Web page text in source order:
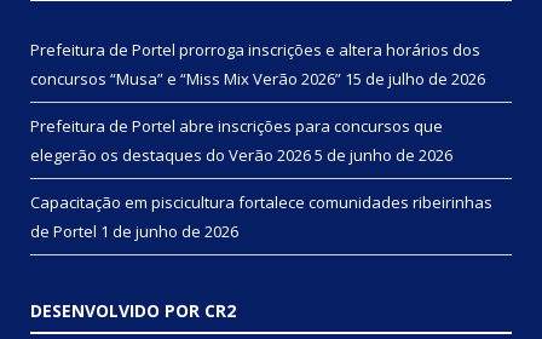
Prefeitura de Portel prorroga inscrições e altera horários dos
concursos “Musa” e “Miss Mix Verão 2026” 15 de julho de 2026
Prefeitura de Portel abre inscrições para concursos que
elegerão os destaques do Verão 20265 de junho de 2026
Capacitação em piscicultura fortalece comunidades ribeirinhas
de Portel 1 de junho de 2026
DESENVOLVIDO POR CR2